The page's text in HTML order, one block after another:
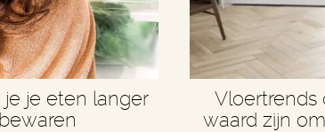
je je eten langer
Vloertrends
waard zijn